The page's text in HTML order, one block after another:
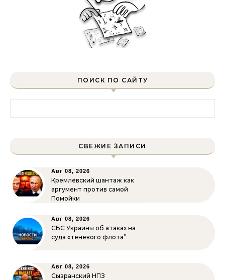
ПОИСК ПО САЙТУ
СВЕЖИЕ ЗАПИСИ
Авг 08, 2026
Кремлёвский шантаж как
аргумент против самой
Помойки
Авг 08, 2026
СБС Украины об атаках на
суда «теневого флота”
Авг 08, 2026
Сызранский НПЗ